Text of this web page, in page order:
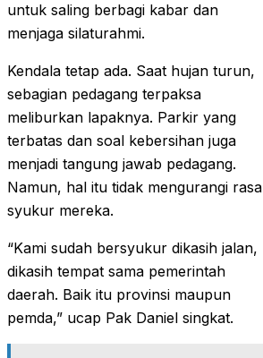
untuk saling berbagi kabar dan
menjaga silaturahmi.
Kendala tetap ada. Saat hujan turun,
sebagian pedagang terpaksa
meliburkan lapaknya. Parkir yang
terbatas dan soal kebersihan juga
menjadi tangung jawab pedagang.
Namun, hal itu tidak mengurangi rasa
syukur mereka.
“Kami sudah bersyukur dikasih jalan,
dikasih tempat sama pemerintah
daerah. Baik itu provinsi maupun
pemda,” ucap Pak Daniel singkat.